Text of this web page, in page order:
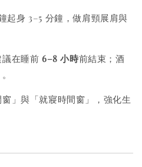
起身 3–5 分鐘，做肩頸展肩與
議在睡前 6–8 小時前結束；酒
窗」與「就寢時間窗」，強化生